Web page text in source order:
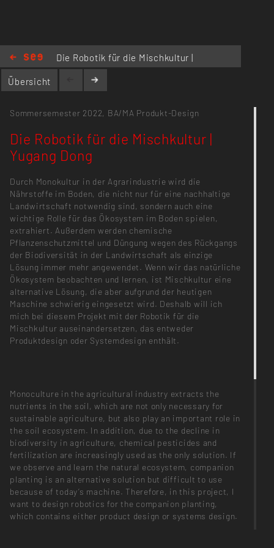
Die Robotik für die Mischkultur |
Yugang Dong
Übersicht
dongyugang@outlook.com
Sommersemester 2022, BA/MA Produkt-Design
Die Robotik für die Mischkultur |
Yugang Dong
Durch Monokultur in der Agrarindustrie wird die
Nährstoffe im Boden, die nicht nur für eine nachhaltige
Landwirtschaft notwendig sind, sondern auch eine
wichtige Rolle für das Ökosystem im Boden spielen,
extrahiert. Außerdem werden chemische
Pflanzenschutzmittel und Düngung wegen des Rückgangs
der Biodiversität in der Landwirtschaft als einzige
Lösung immer mehr angewendet. Wenn wir das natürliche
Ökosystem beobachten und lernen, ist Mischkultur eine
alternative Lösung, die aber aufgrund der heutigen
Maschine schwierig eingesetzt wird. Deshalb will ich
mich bei diesem Projekt mit der Robotik für die
Mischkultur auseinandersetzen, das entweder
Produktdesign oder Systemdesign enthält.
Monoculture in the agricultural industry extracts the
nutrients in the soil, which are not only necessary for
sustainable agriculture, but also play an important role in
the soil ecosystem. In addition, due to the decline in
biodiversity in agriculture, chemical pesticides and
fertilization are increasingly used as the only solution. If
we observe and learn the natural ecosystem, companion
planting is an alternative solution but difficult to use
because of today‘s machine. Therefore, in this project, I
want to design robotics for the companion planting,
which contains either product design or systems design.